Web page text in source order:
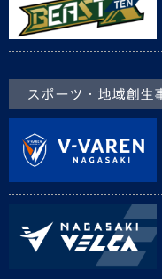
スポーツ・地域創生